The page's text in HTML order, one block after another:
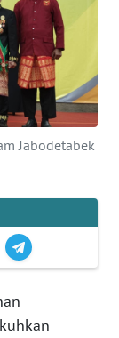
Jabodetabek